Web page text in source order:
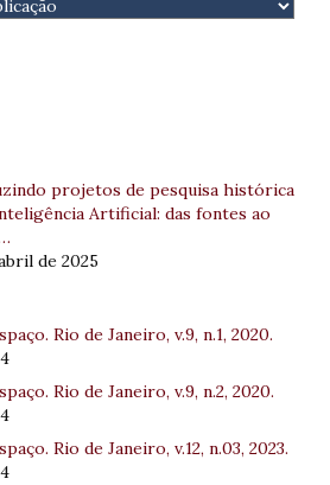
projetos de pesquisa histórica
Artificial: das fontes ao
de 2025
Rio de Janeiro, v.9, n.1, 2020.
Rio de Janeiro, v.9, n.2, 2020.
Rio de Janeiro, v.12, n.03, 2023.